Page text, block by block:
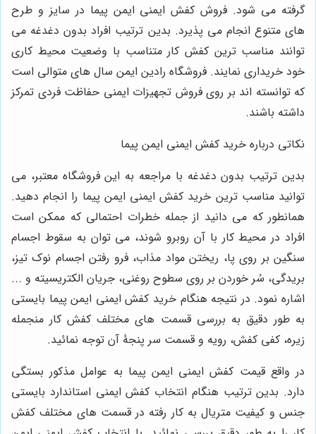
گرفته می شود. فروش کفش ایمنی ایمن پیما در سایز و طرح
های متنوع انجام می پذیرد. بدین ترتیب افراد بدون دغدغه می
توانند مناسب ترین کفش کار متناسب با وضعیت محیط کاری
خود خریداری نمایند. فروشگاه رادین ایمن سال های متوالی است
که توانسته اند بر روی فروش تجهیزات ایمنی حفاظت فردی تمرکز
داشته باشند.
نکاتی درباره خرید کفش ایمنی ایمن پیما
بدین ترتیب بدون دغدغه با مراجعه به این فروشگاه معتبر، می
توانید مناسب ترین خرید کفش ایمنی ایمن پیما را انجام دهید.
همانطور که می دانید از جمله خطرات احتمالی که ممکن است
افراد در محیط کار با آن روبرو شوند، می توان به سقوط اجسام
سنگین بر روی پا، ریختن مواد مذاب، فرو رفتن اجسام نوک تیز،
بریدگی، سُر خوردن بر روی سطوح روغنی، جریان الکتریسیته و ...
اشاره نمود. در نتیجه هنگام خرید کفش ایمنی ایمن پیما بایستی
به طور دقیق به بررسی قسمت های مختلف کفش کار منجمله
زیره، کفی کفش، رویه و قسمت سر پنجۀ آن توجه نمائید.
در واقع قیمت کفش ایمنی ایمن پیما به عوامل مذکور بستگی
دارد. بدین ترتیب هنگام انتخاب کفش ایمنی استاندارد بایستی
جنس و کیفیت متریال به کار رفته در قسمت های مختلف کفش